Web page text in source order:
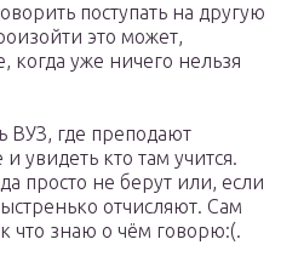
поступать на другую
это может,
когда уже ничего нельзя
ВУЗ, где преподают
увидеть кто там учится.
просто не берут или, если
отчисляют. Сам
что знаю о чём говорю:(.